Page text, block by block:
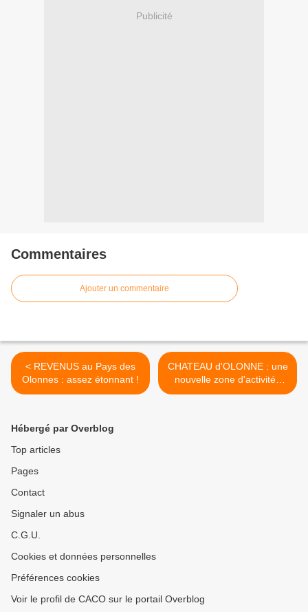
Publicité
Commentaires
Ajouter un commentaire
< REVENUS au Pays des
Olonnes : assez étonnant !
CHATEAU d'OLONNE : une
nouvelle zone d'activités
économiques >
Hébergé par Overblog
Top articles
Pages
Contact
Signaler un abus
C.G.U.
Cookies et données personnelles
Préférences cookies
Voir le profil de CACO sur le portail Overblog